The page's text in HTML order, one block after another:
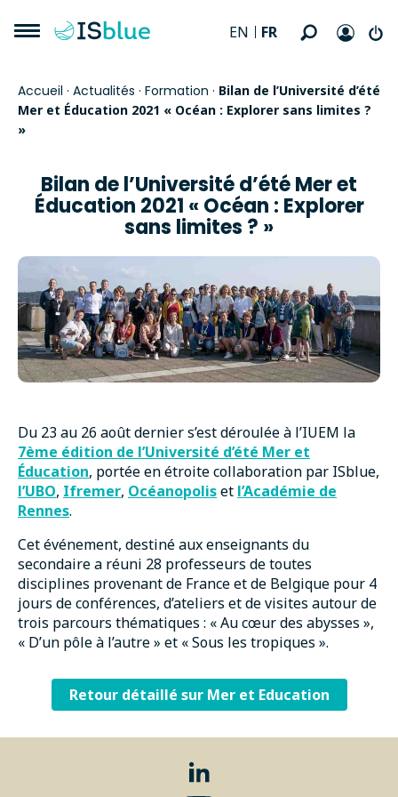
EN FR
Accueil · Actualités · Formation · Bilan de l’Université d’été
Mer et Éducation 2021 « Océan : Explorer sans limites ?
»
Bilan de l’Université d’été Mer et
Éducation 2021 « Océan : Explorer
sans limites ? »
Du 23 au 26 août dernier s’est déroulée à l’IUEM la
7ème édition de l’Université d’été Mer et
Éducation, portée en étroite collaboration par ISblue,
l’UBO, Ifremer, Océanopoliset l’Académie de
Rennes.
Cet événement, destiné aux enseignants du
secondaire a réuni 28 professeurs de toutes
disciplines provenant de France et de Belgique pour 4
jours de conférences, d’ateliers et de visites autour de
trois parcours thématiques : « Au cœur des abysses »,
« D’un pôle à l’autre » et « Sous les tropiques ».
Retour détaillé sur Mer et Education